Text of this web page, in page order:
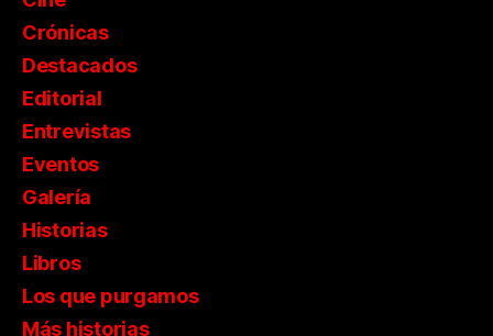
Crónicas
Destacados
Editorial
Entrevistas
Eventos
Galería
Historias
Libros
Los que purgamos
Más historias